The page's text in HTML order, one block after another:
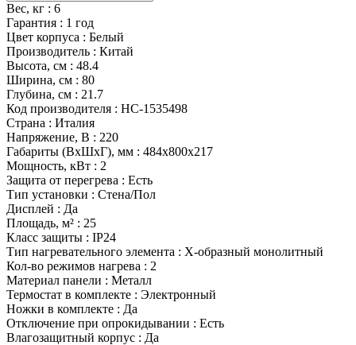
Вес, кг : 6
Гарантия : 1 год
Цвет корпуса : Белый
Производитель : Китай
Высота, см : 48.4
Ширина, см : 80
Глубина, см : 21.7
Код производителя : НС-1535498
Страна : Италия
Напряжение, В : 220
Габариты (ВхШхГ), мм : 484x800x217
Мощность, кВт : 2
Защита от перегрева : Есть
Тип установки : Стена/Пол
Дисплей : Да
Площадь, м² : 25
Класс защиты : IP24
Тип нагревательного элемента : Х-образный монолитный
Кол-во режимов нагрева : 2
Материал панели : Металл
Термостат в комплекте : Электронный
Ножки в комплекте : Да
Отключение при опрокидывании : Есть
Влагозащитный корпус : Да